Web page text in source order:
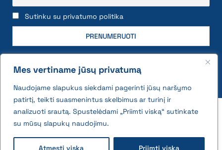
Mes vertiname jūsų privatumą
Naudojame slapukus siekdami pagerinti jūsų naršymo
patirtį, teikti suasmenintus skelbimus ar turinį ir
analizuoti srautą. Spustelėdami „Priimti viską“ sutinkate
su mūsų slapukų naudojimu.
Atmesti viską Priimti viską
Sutinku su privatumo politika
2026 © All rights reserved | VĮ Žemės ūkio duomenų
centras
Privatumo politika ir slapukų naudojimo taisyklės